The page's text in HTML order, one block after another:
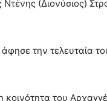
(Διονύσιος)
την τελευταία
κοινότητα του